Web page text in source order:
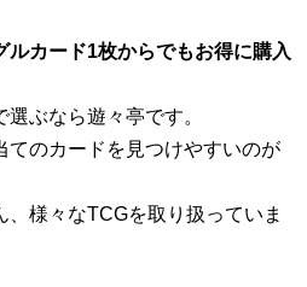
カード1枚からでもお得に購入
ぶなら遊々亭です。
てのカードを見つけやすいのが
様々なTCGを取り扱っていま